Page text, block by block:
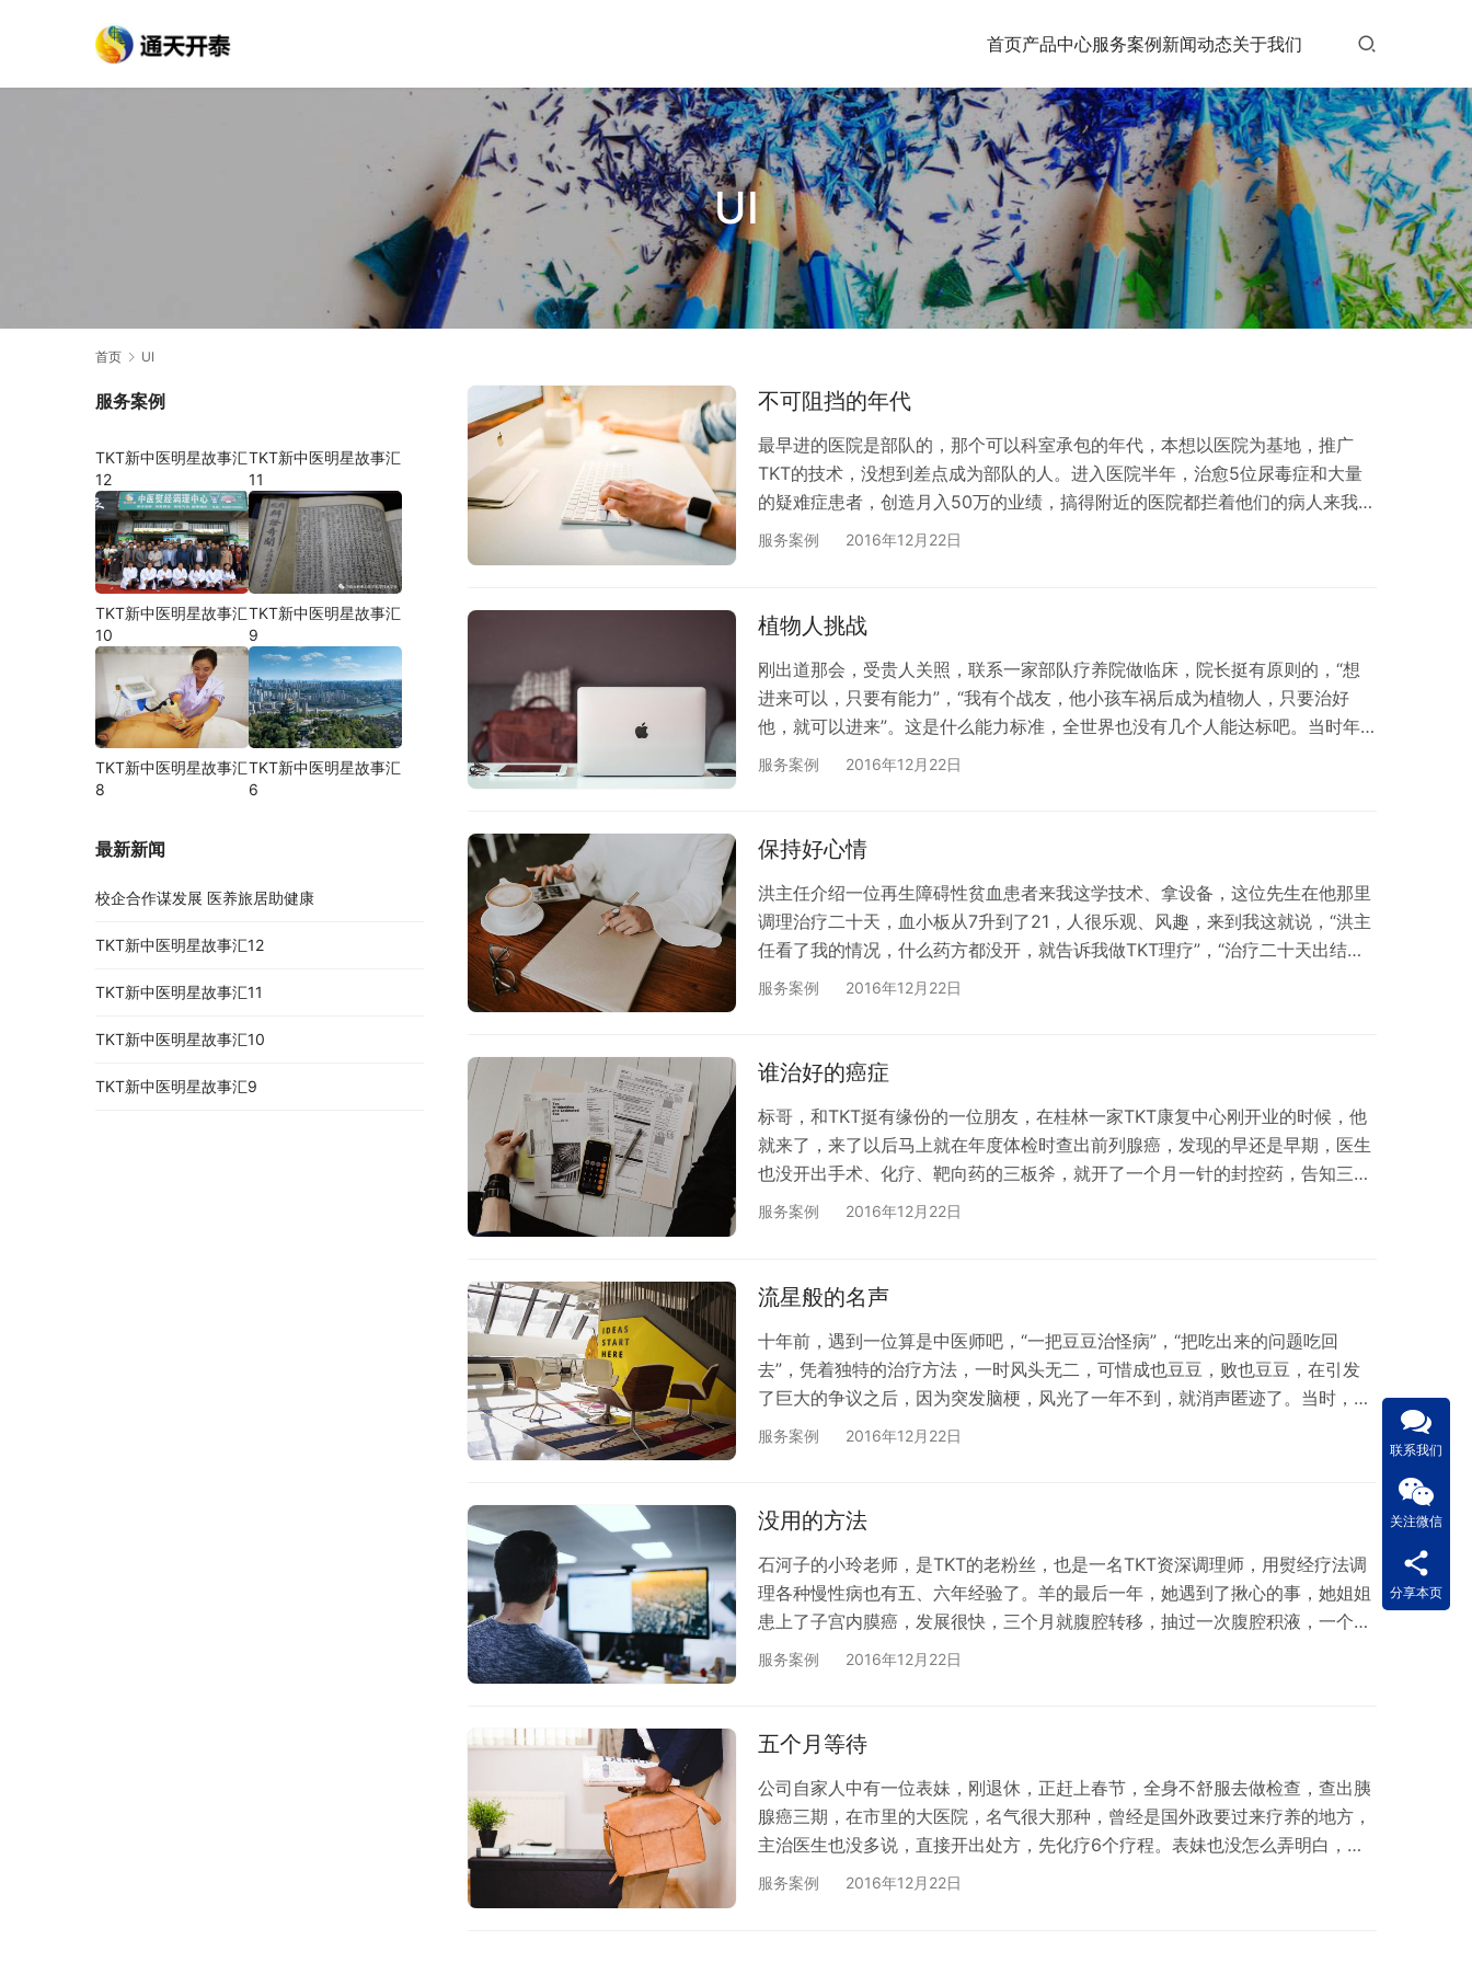
首页产品中心服务案例新闻动态关于我们
UI
首页 UI
不可阻挡的年代
最早进的医院是部队的，那个可以科室承包的年代，本想以医院为基地，推广
TKT的技术，没想到差点成为部队的人。进入医院半年，治愈5位尿毒症和大量
的疑难症患者，创造月入50万的业绩，搞得附近的医院都拦着他们的病人来我们
这，在全军引起了轰动，医院给我们单独成立了治疗中心，还准备特招入伍，授
想到，还是体验到了“必先苦其心智、劳其筋骨、饿其体肤、空乏其身”的考验，
服务案例 2016年12月22日
植物人挑战
刚出道那会，受贵人关照，联系一家部队疗养院做临床，院长挺有原则的，“想
进来可以，只要有能力”，“我有个战友，他小孩车祸后成为植物人，只要治好
他，就可以进来”。这是什么能力标准，全世界也没有几个人能达标吧。当时年
轻气盛，“初生牛犊不畏虎”，也没多想，这是人家给贵人面子，给我们找台阶
调理的第一例植物人，也是最后一例，如果没有这次挑战，可能到现在，我们也
服务案例 2016年12月22日
保持好心情
洪主任介绍一位再生障碍性贫血患者来我这学技术、拿设备，这位先生在他那里
调理治疗二十天，血小板从7升到了21，人很乐观、风趣，来到我这就说，“洪主
任看了我的情况，什么药方都没开，就告诉我做TKT理疗”，“治疗二十天出结果
那会，是我这几年最高兴的时候，以前医生老叫我保持好心情，哪里高兴的起
郁，因为总会有过不去的槛，绕不过的河，解决不了的问题。病痛更是每个人都
服务案例 2016年12月22日
谁治好的癌症
标哥，和TKT挺有缘份的一位朋友，在桂林一家TKT康复中心刚开业的时候，他
就来了，来了以后马上就在年度体检时查出前列腺癌，发现的早还是早期，医生
也没开出手术、化疗、靶向药的三板斧，就开了一个月一针的封控药，告知三个
月后看情况再做手术治疗，然后在康复中心就针对癌症进行熨经调理。三个月
腺癌啊”，“谁说你有癌症的，CT、血检都没看到癌症指标”，标哥也很实诚，…
服务案例 2016年12月22日
流星般的名声
十年前，遇到一位算是中医师吧，“一把豆豆治怪病”，“把吃出来的问题吃回
去”，凭着独特的治疗方法，一时风头无二，可惜成也豆豆，败也豆豆，在引发
了巨大的争议之后，因为突发脑梗，风光了一年不到，就消声匿迹了。当时，我
们正好也在北京，TKT在京圈还算有点知名度，医院出来后就找到我们做治疗，
如果加上TKT熨经疗法，那就无懈可击，真正成功了。 能感觉到，他是真的挺可
服务案例 2016年12月22日
没用的方法
石河子的小玲老师，是TKT的老粉丝，也是一名TKT资深调理师，用熨经疗法调
理各种慢性病也有五、六年经验了。羊的最后一年，她遇到了揪心的事，她姐姐
患上了子宫内膜癌，发展很快，三个月就腹腔转移，抽过一次腹腔积液，一个月
又鼓起来，她也想办法给她调理，积液一直消不掉。2月底的时候，给我打电
生，不想放弃。3月初她们来了，我也是一边给姐姐调理，一边指导小玲老师每
服务案例 2016年12月22日
五个月等待
公司自家人中有一位表妹，刚退休，正赶上春节，全身不舒服去做检查，查出胰
腺癌三期，在市里的大医院，名气很大那种，曾经是国外政要过来疗养的地方，
主治医生也没多说，直接开出处方，先化疗6个疗程。表妹也没怎么弄明白，医
生说了，那就做吧，表妹的兄弟里有个明白点的，就很委婉的对她说“这个病难
服务案例 2016年12月22日
服务案例
TKT新中医明星故事汇
12
TKT新中医明星故事汇
11
TKT新中医明星故事汇
10
TKT新中医明星故事汇
9
TKT新中医明星故事汇
8
TKT新中医明星故事汇
6
最新新闻
校企合作谋发展 医养旅居助健康
TKT新中医明星故事汇12
TKT新中医明星故事汇11
TKT新中医明星故事汇10
TKT新中医明星故事汇9
联系我们
关注微信
分享本页